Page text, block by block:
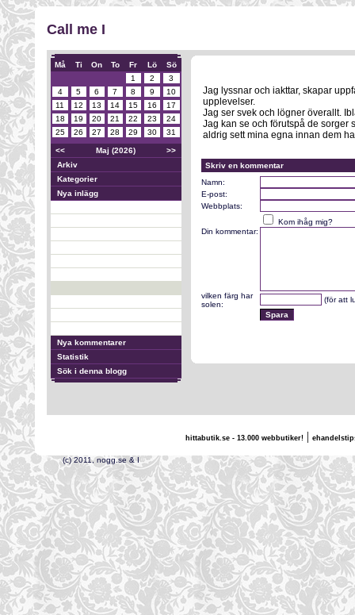
Call me I
Må Ti On To Fr Lö
Sö
1
2
3
4
5 6 7 8 9
10
11
12 13 14 15 16
17
18
19 20 21 22 23
24
25
26 27 28 29 30 31
<< Maj (2026)
>>
Arkiv
Kategorier
Nya inlägg
Nya kommentarer
Statistik
Sök i denna blogg
Jag lyssnar och iakttar, skapar
upplevelser.
Jag ser svek och lögner överallt.
Jag kan se och förutspå de sorger
aldrig sett mina egna innan dem
Skriv en kommentar
Namn:
E-post:
Webbplats:
Kom ihåg mig?
Din kommentar:
vilken färg har
solen:
(för att
hittabutik.se - 13.000 webbutiker!|
(c) 2011, nogg.se & I